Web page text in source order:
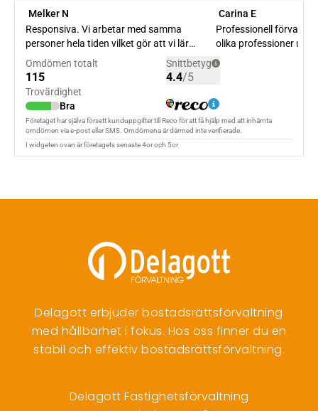
Delagott erbjuder bostadsrättsförvaltning
med hållbarhet i fokus. Hos oss finner du en
stabil och effektiv bostadsrättsförvaltning.
Delagott Fastighetsförvaltning